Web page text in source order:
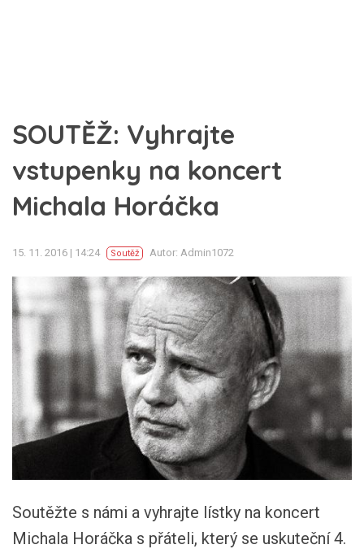
SOUTĚŽ: Vyhrajte
vstupenky na koncert
Michala Horáčka
15. 11. 2016 | 14:24 Soutěž Autor: Admin1072
Soutěžte s námi a vyhrajte lístky na koncert
Michala Horáčka s přáteli, který se uskuteční 4.